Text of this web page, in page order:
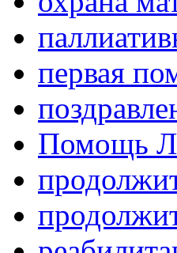
первая
Помощь